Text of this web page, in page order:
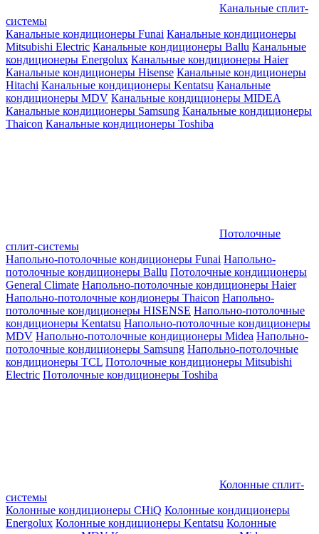
Канальные сплит-
системы
Канальные кондиционеры Funai Канальные кондиционеры
Mitsubishi Electric Канальные кондиционеры Ballu Канальные
кондиционеры Energolux Канальные кондиционеры Haier
Канальные кондиционеры Hisense Канальные кондиционеры
Hitachi Канальные кондиционеры Kentatsu Канальные
кондиционеры MDV Канальные кондиционеры MIDEA
Канальные кондиционеры Samsung Канальные кондиционеры
Thaicon Канальные кондиционеры Toshiba
Потолочные
сплит-системы
Напольно-потолочные кондиционеры Funai Напольно-
потолочные кондиционеры Ballu Потолочные кондиционеры
General Climate Напольно-потолочные кондиционеры Haier
Напольно-потолочные кондионеры Thaicon Напольно-
потолочные кондиционеры HISENSE Напольно-потолочные
кондиционеры Kentatsu Напольно-потолочные кондиционеры
MDV Напольно-потолочные кондиционеры Midea Напольно-
потолочные кондиционеры Samsung Напольно-потолочные
кондиционеры TCL Потолочные кондиционеры Mitsubishi
Electric Потолочные кондиционеры Toshiba
Колонные сплит-
системы
Колонные кондиционеры CHiQ Колонные кондиционеры
Energolux Колонные кондиционеры Kentatsu Колонные